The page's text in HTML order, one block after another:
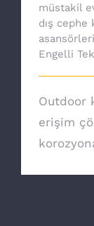
müstakil
dış
asansörleri
Engelli
Outdoor
erişim